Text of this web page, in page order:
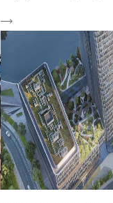
czytaj więcej